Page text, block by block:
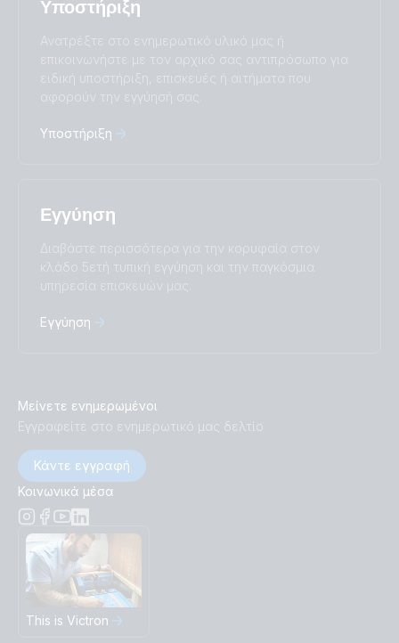
Suomalainen
Русский
Українська
中國人
Subscribe
Υποστήριξη
Ανατρέξτε στο ενημερωτικό υλικό μας ή
επικοινωνήστε με τον αρχικό σας αντιπρόσωπο για
ειδική υποστήριξη, επισκευές ή αιτήματα που
αφορούν την εγγύησή σας.
Υποστήριξη
Εγγύηση
Διαβάστε περισσότερα για την κορυφαία στον
κλάδο 5ετή τυπική εγγύηση και την παγκόσμια
υπηρεσία επισκευών μας.
Εγγύηση
Μείνετε ενημερωμένοι
Εγγραφείτε στο ενημερωτικό μας δελτίο
Κάντε εγγραφή
Κοινωνικά μέσα
This is Victron